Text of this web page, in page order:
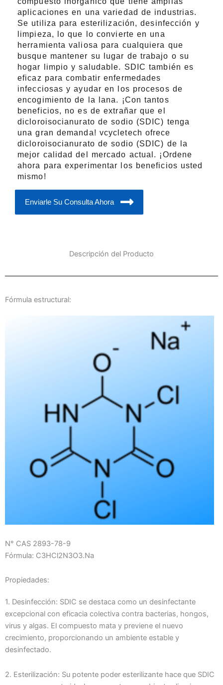
aplicaciones en una variedad de industrias.
Se utiliza para esterilización, desinfección y
limpieza, lo que lo convierte en una
herramienta valiosa para cualquiera que
busque mantener su lugar de trabajo o su
hogar limpio y saludable. SDIC también es
eficaz para combatir enfermedades
infecciosas y ayudar en los procesos de
encogimiento de la lana. ¡Con tantos
beneficios, no es de extrañar que el
dicloroisocianurato de sodio (SDIC) tenga
una gran demanda! vcycletech ofrece
dicloroisocianurato de sodio (SDIC) de la
mejor calidad del mercado actual. ¡Ordene
ahora para experimentar los beneficios usted
mismo!
Enviarle Su Consulta Ahora
Descripción del Producto
Fórmula estructural:
N° CAS 2893-78-9
Fórmula: C3HCl2N3O3.Na
Propiedades:
1. Desinfección: SDIC se destaca como un desinfectante
excepcional con eficacia colectiva contra bacterias, hongos,
virus y algas. El compuesto mata y previene el nuevo
crecimiento, proporcionando un ambiente estable y
desinfectado.
2. Esterilización: Su potente poder esterilizante hace que SDIC